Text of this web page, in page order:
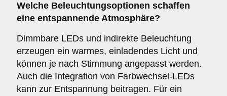
Welche Beleuchtungsoptionen schaffen
eine entspannende Atmosphäre?
Dimmbare LEDs und indirekte Beleuchtung
erzeugen ein warmes, einladendes Licht und
können je nach Stimmung angepasst werden.
Auch die Integration von Farbwechsel-LEDs
kann zur Entspannung beitragen. Für ein